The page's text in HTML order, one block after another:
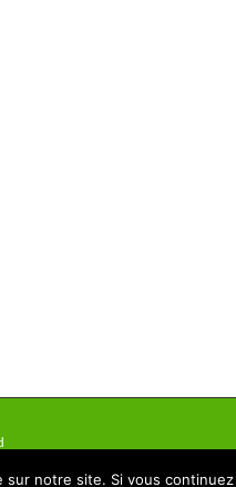
notre site. Si vous